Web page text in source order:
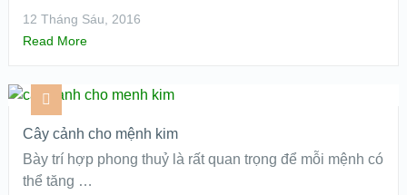
12 Tháng Sáu, 2016
Read More
Cây cảnh cho mệnh kim
Bày trí hợp phong thuỷ là rất quan trọng để mỗi mệnh có
thể tăng …